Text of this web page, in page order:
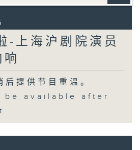
-上海沪剧院演员
后提供节目重温。
available after